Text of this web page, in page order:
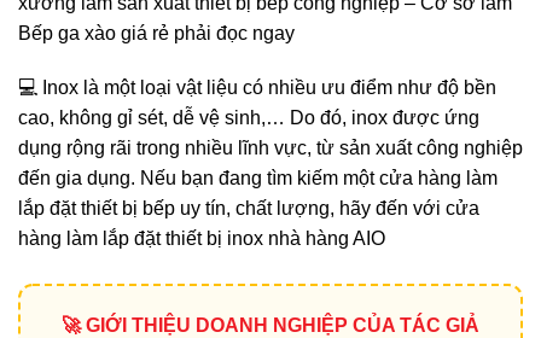
Bếp ga xào giá rẻ phải đọc ngay
💻 Inox là một loại vật liệu có nhiều ưu điểm như độ bền
cao, không gỉ sét, dễ vệ sinh,… Do đó, inox được ứng
dụng rộng rãi trong nhiều lĩnh vực, từ sản xuất công nghiệp
đến gia dụng. Nếu bạn đang tìm kiếm một cửa hàng làm
lắp đặt thiết bị bếp uy tín, chất lượng, hãy đến với cửa
hàng làm lắp đặt thiết bị inox nhà hàng AIO
🚀 GIỚI THIỆU DOANH NGHIỆP CỦA TÁC GIẢ